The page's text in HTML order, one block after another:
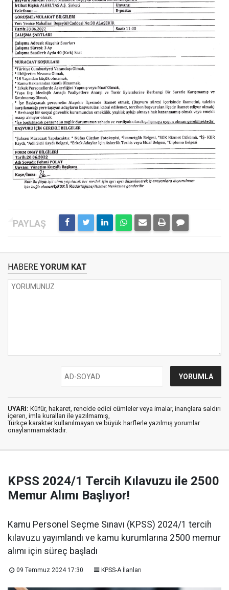
HABERE YORUM KAT
UYARI: Küfür, hakaret, rencide edici cümleler veya imalar, inançlara saldırı
içeren, imla kuralları ile yazılmamış,
Türkçe karakter kullanılmayan ve büyük harflerle yazılmış yorumlar
onaylanmamaktadır.
KPSS 2024/1 Tercih Kılavuzu ile 2500
Memur Alımı Başlıyor!
Kamu Personel Seçme Sınavı (KPSS) 2024/1 tercih
kılavuzu yayımlandı ve kamu kurumlarına 2500 memur
alımı için süreç başladı
09 Temmuz 2024 17:30 KPSS-A İlanları